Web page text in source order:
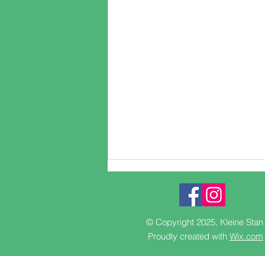
We wisselden net van chauffeur
en moeten nog zo'n 2u rijden.
Dan zetten we eerst nog kinderen
van Xaverius af. We verwachten
© Copyright 2025, Kleine Stan
Proudly created with Wix.com